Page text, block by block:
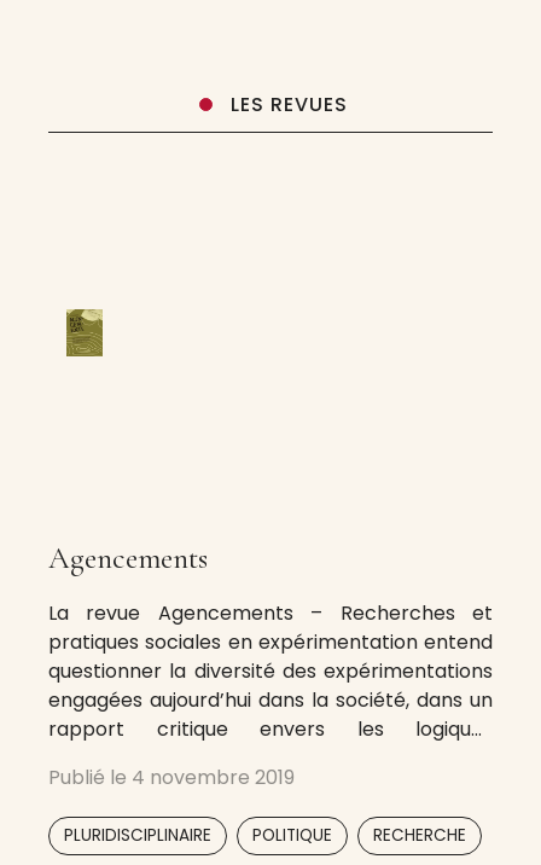
LES REVUES
Agencements
La revue Agencements – Recherches et
pratiques sociales en expérimentation entend
questionner la diversité des expérimentations
engagées aujourd’hui dans la société, dans un
rapport critique envers les logiques
concernent les champs de l’art, de la politique,
du social, de l’architecture ou du soin, et
l’énumération pourrait se prolonger.
Publié le 4 novembre 2019
PLURIDISCIPLINAIRE POLITIQUE RECHERCHE